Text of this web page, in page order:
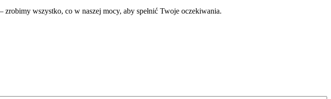
wszystko, co w naszej mocy, aby spełnić Twoje oczekiwania.